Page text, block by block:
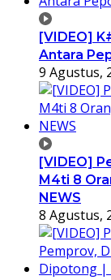
[VIDEO]
Antara
9 Agustus,
[VIDEO]
M4ti 8
NEWS
8 Agustus,